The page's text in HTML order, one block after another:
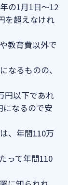
の1月1日～12
を超えなけれ
教育費以外で
なるものの、
円以下であれ
になるので安
、年間110万
って年間110